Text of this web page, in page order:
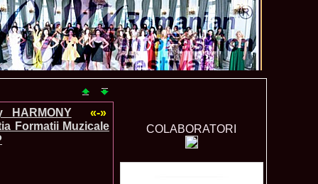
HARMONY
«-»
Formatii Muzicale
COLABORATORI